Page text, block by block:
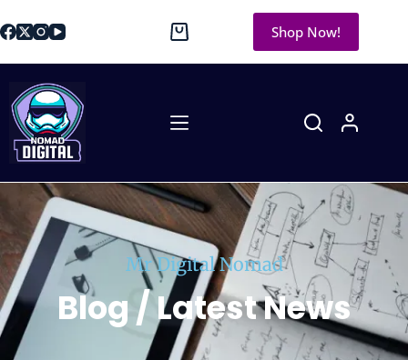
Shop Now!
Mr Digital Nomad
Blog / Latest News